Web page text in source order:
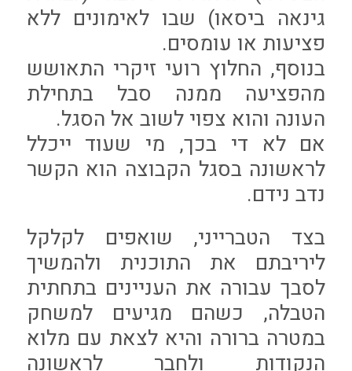
גינאה ביסאו) שבו לאימונים ללא
פציעות או עומסים.
בנוסף, החלוץ רועי זיקרי התאושש
מהפציעה ממנה סבל בתחילת
העונה והוא צפוי לשוב אל הסגל.
אם לא די בכך, מי שעוד ייכלל
לראשונה בסגל הקבוצה הוא הקשר
נדב נידם.
בצד הטברייני, שואפים לקלקל
ליריבתם את התוכנית ולהמשיך
לסבך עבורה את העניינים בתחתית
הטבלה, כשהם מגיעים למשחק
במטרה ברורה והיא לצאת עם מלוא
הנקודות ולחבר לראשונה